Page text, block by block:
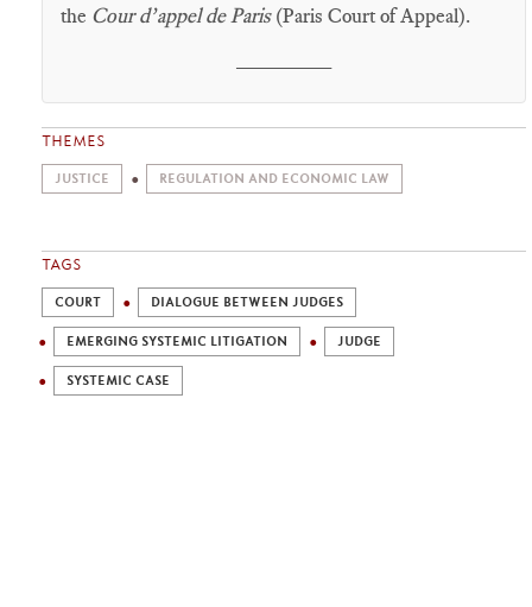
the Cour d’appel de Paris (Paris Court of Appeal).
THEMES
JUSTICE REGULATION AND ECONOMIC LAW
TAGS
COURT DIALOGUE BETWEEN JUDGES
EMERGING SYSTEMIC LITIGATION JUDGE
SYSTEMIC CASE